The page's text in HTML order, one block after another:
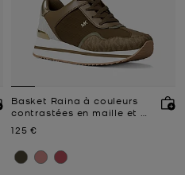
Basket Raina à couleurs
contrastées en maille et à
Prix actuel
125 €